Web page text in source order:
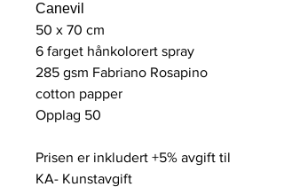
Canevil
50 x 70 cm
6 farget hånkolorert spray
285 gsm Fabriano Rosapino
cotton papper
Opplag 50
Prisen er inkludert +5% avgift til
KA- Kunstavgift